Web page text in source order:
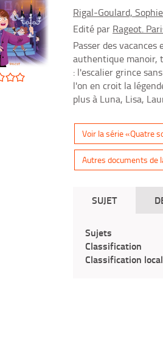
Rigal-Goulard,
Edité par Rageot.
Passer des
authentique manoir,
: l'escalier grince
l'on en croit la
plus à Luna, Lisa,
Voir la série «Quatre
Autres documents de
SUJET
Sujets
Classification
Classification